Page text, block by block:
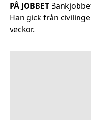
PÅ JOBBET
Han gick från
veckor.